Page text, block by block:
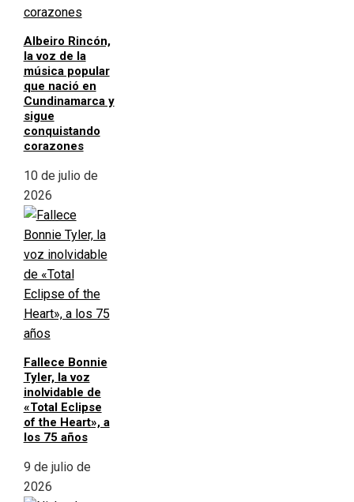
Albeiro Rincón,
la voz de la
música popular
que nació en
Cundinamarca y
sigue
conquistando
corazones
10 de julio de
2026
Fallece Bonnie
Tyler, la voz
inolvidable de
«Total Eclipse
of the Heart», a
los 75 años
9 de julio de
2026